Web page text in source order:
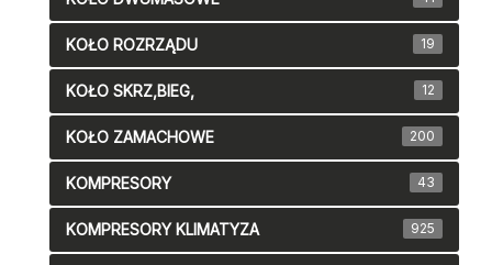
KOŁO ROZRZĄDU 19
KOŁO SKRZ,BIEG, 12
KOŁO ZAMACHOWE 200
KOMPRESORY 43
KOMPRESORY KLIMATYZA 925